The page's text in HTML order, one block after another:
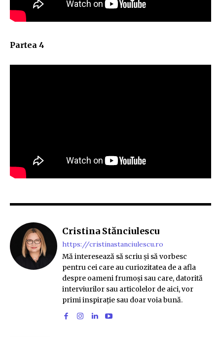
Partea 4
Cristina Stănciulescu
https://cristinastanciulescu.ro
Mă interesează să scriu și să vorbesc
pentru cei care au curiozitatea de a afla
despre oameni frumoși sau care, datorită
interviurilor sau articolelor de aici, vor
primi inspirație sau doar voia bună.